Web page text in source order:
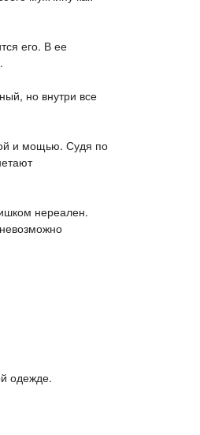
его. В ее
но внутри все
и мощью. Судя по
нереален.
одежде.